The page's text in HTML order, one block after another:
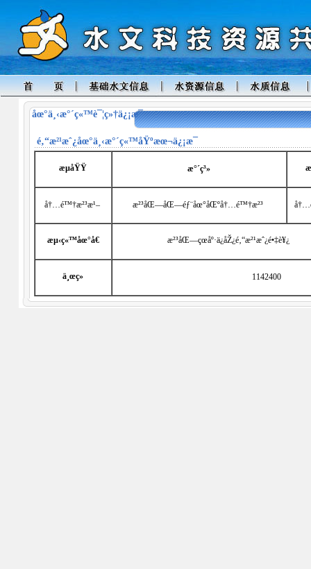
åœ°ä¸‹æ°´ç«™è¯¦ç»†ä¿¡æ¯
é‚“æ²¹æˆ¿åœ°ä¸‹æ°´ç«™åŸºæœ¬ä¿¡æ¯
æµåŸŸ æ°´ç³»
å†…é™†æ²³æ¹– æ²³åŒ—åŒ—éƒ¨åœ°åŒºå†…é™†æ²³
æµ‹ç«™åœ°å€ æ²³åŒ—çœåº·ä¿åŽ¿é‚“æ²¹æˆ¿é•‡è¥¿
ä¸œç» 1142400